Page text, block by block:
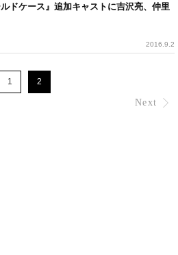
ドケース』追加キャストに吉沢亮、仲里
2016.9.2
1 2
Next